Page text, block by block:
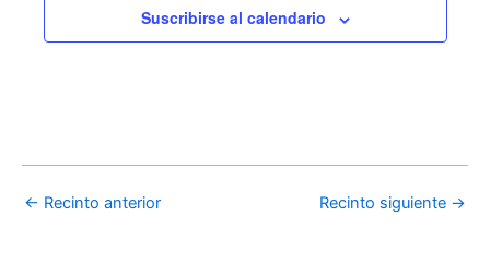
Suscribirse al calendario
← Recinto anterior Recinto siguiente →